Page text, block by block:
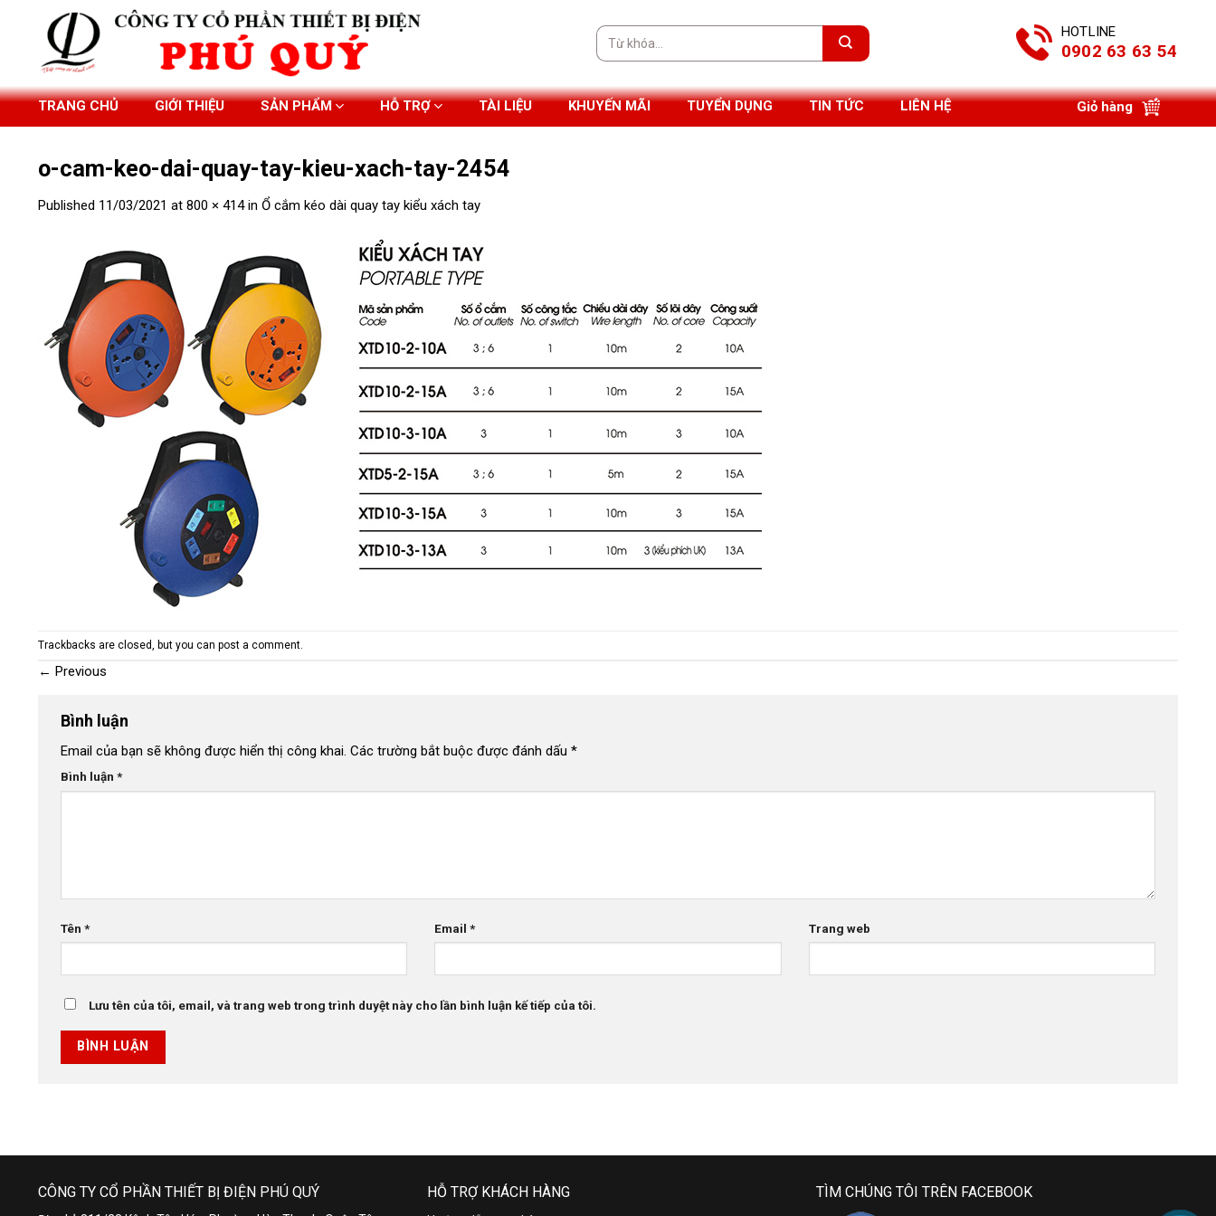
Tìm
kiếm:
HOTLINE
0902 63 63 54
TRANG CHỦ GIỚI THIỆU SẢN PHẨM HỖ TRỢ TÀI LIỆU KHUYẾN MÃI TUYỂN DỤNG TIN TỨC LIÊN HỆ Giỏ hàng
o-cam-keo-dai-quay-tay-kieu-xach-tay-2454
Published 11/03/2021 at 800 × 414in Ổ cắm kéo dài quay tay kiểu xách tay
Trackbacks are closed, but you can post a comment
← Previous
Bình luận
Email của bạn sẽ không được hiển thị công khai. Các trường bắt buộc được đánh dấu *
Bình luận *
Tên * Email* Trang web
Lưu tên của tôi, email, và trang web trong trình duyệt này cho lần bình luận kế tiếp của tôi.
CÔNG TY CỔ PHẦN THIẾT BỊ ĐIỆN PHÚ QUÝ HỖ TRỢ KHÁCH HÀNG TÌM CHÚNG TÔI TRÊN FACEBOOK